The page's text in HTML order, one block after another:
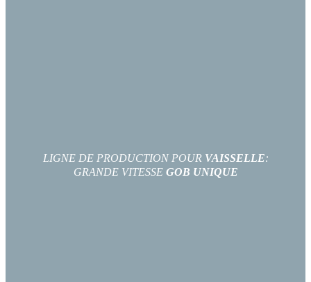
LIGNE DE PRODUCTION POUR VAISSELLE:
GRANDE VITESSE GOB UNIQUE